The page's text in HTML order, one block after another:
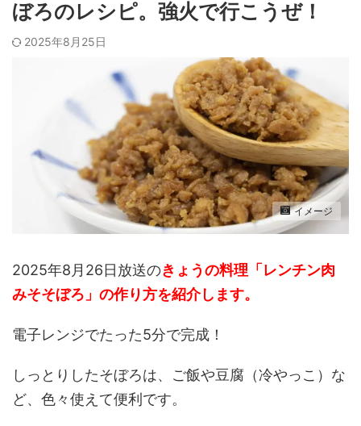
ぼろのレシピ。強火で行こうぜ！
2025年8月25日
イメージ
2025年8月26日放送のきょうの料理「レンチン肉
みそそぼろ」の作り方を紹介します。
電子レンジでたった5分で完成！
しっとりしたそぼろは、ご飯や豆腐（冷やっこ）な
ど、色々使えて便利です。